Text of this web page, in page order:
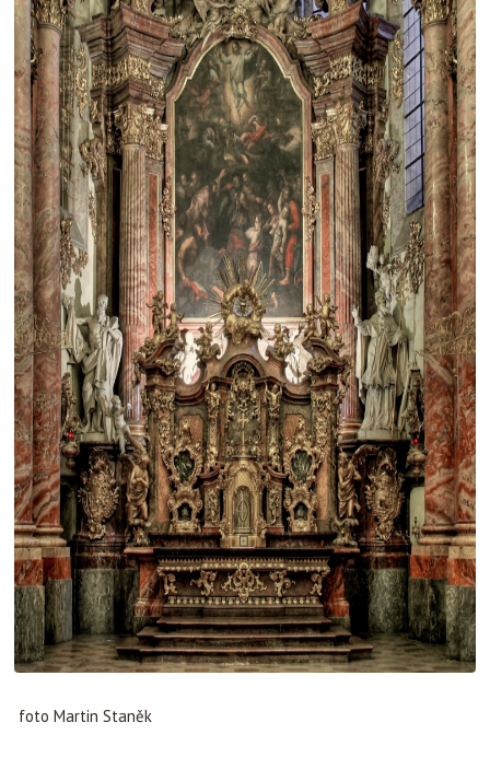
foto Martin Staněk